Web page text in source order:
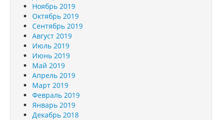
Ноябрь 2019
Октябрь 2019
Сентябрь 2019
Август 2019
Июль 2019
Июнь 2019
Май 2019
Апрель 2019
Март 2019
Февраль 2019
Январь 2019
Декабрь 2018